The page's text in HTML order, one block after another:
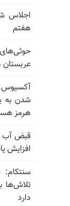
اجلاس
هفتم
آکسیوس:
شدن به
هرمز
افزایش
تلاش‌ها
دارد